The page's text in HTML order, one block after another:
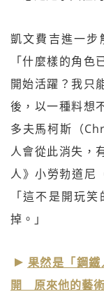
凱文費吉進一步
「什麼樣的角
開始活躍？我只
後，以一種料想
多夫馬柯斯（
人會從此消失，
人》小勞勃道尼
「這不是開玩
掉。」
果然是「鋼
開 原來他的藝